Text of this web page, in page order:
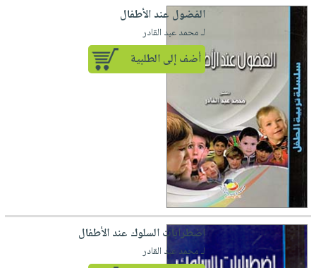
الفضول عند الأطفال
لـ محمد عبد القادر
أضف إلى الطلبية
اضطرابات السلوك عند الأطفال
لـ محمد عبد القادر